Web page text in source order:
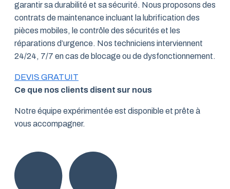
garantir sa durabilité et sa sécurité. Nous proposons des
contrats de maintenance incluant la lubrification des
pièces mobiles, le contrôle des sécurités et les
réparations d’urgence. Nos techniciens interviennent
24/24, 7/7 en cas de blocage ou de dysfonctionnement.
DEVIS GRATUIT
Ce que nos clients disent sur nous
Notre équipe expérimentée est disponible et prête à
vous accompagner.